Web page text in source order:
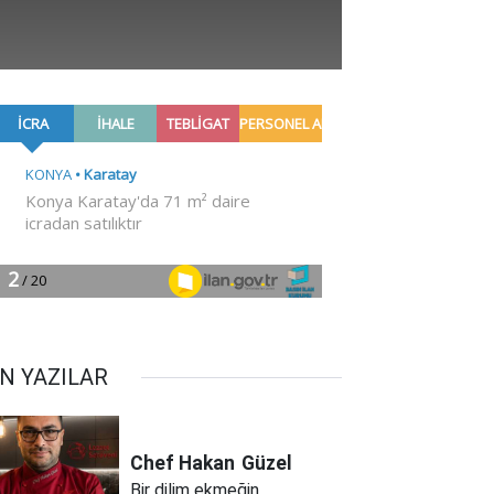
YAZILAR
Chef Hakan Güzel